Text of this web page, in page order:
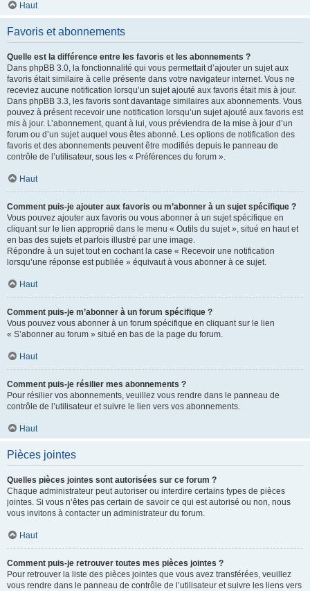
Haut
Favoris et abonnements
Quelle est la différence entre les favoris et les abonnements ?
Dans phpBB 3.0, la fonctionnalité qui vous permettait d’ajouter un sujet aux
favoris était similaire à celle présente dans votre navigateur internet. Vous ne
receviez aucune notification lorsqu’un sujet ajouté aux favoris était mis à jour.
Dans phpBB 3.3, les favoris sont davantage similaires aux abonnements. Vous
pouvez à présent recevoir une notification lorsqu’un sujet ajouté aux favoris est
mis à jour. L’abonnement, quant à lui, vous préviendra de la mise à jour d’un
forum ou d’un sujet auquel vous êtes abonné. Les options de notification des
favoris et des abonnements peuvent être modifiés depuis le panneau de
contrôle de l’utilisateur, sous les « Préférences du forum ».
Haut
Comment puis-je ajouter aux favoris ou m’abonner à un sujet spécifique ?
Vous pouvez ajouter aux favoris ou vous abonner à un sujet spécifique en
cliquant sur le lien approprié dans le menu « Outils du sujet », situé en haut et
en bas des sujets et parfois illustré par une image.
Répondre à un sujet tout en cochant la case « Recevoir une notification
lorsqu’une réponse est publiée » équivaut à vous abonner à ce sujet.
Haut
Comment puis-je m’abonner à un forum spécifique ?
Vous pouvez vous abonner à un forum spécifique en cliquant sur le lien
« S’abonner au forum » situé en bas de la page du forum.
Haut
Comment puis-je résilier mes abonnements ?
Pour résilier vos abonnements, veuillez vous rendre dans le panneau de
contrôle de l’utilisateur et suivre le lien vers vos abonnements.
Haut
Pièces jointes
Quelles pièces jointes sont autorisées sur ce forum ?
Chaque administrateur peut autoriser ou interdire certains types de pièces
jointes. Si vous n’êtes pas certain de savoir ce qui est autorisé ou non, nous
vous invitons à contacter un administrateur du forum.
Haut
Comment puis-je retrouver toutes mes pièces jointes ?
Pour retrouver la liste des pièces jointes que vous avez transférées, veuillez
vous rendre dans le panneau de contrôle de l’utilisateur et suivre les liens vers